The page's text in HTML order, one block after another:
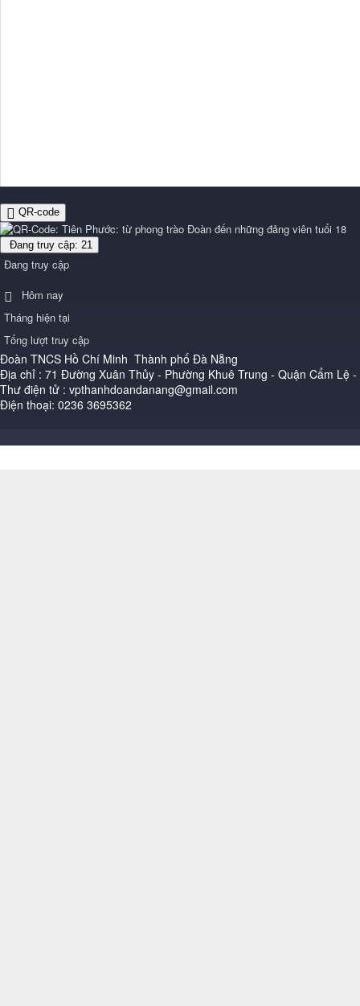
QR-code
Đang truy cập: 21
Đang truy cập
Hôm nay
Tháng hiện tại
Tổng lượt truy cập
Đoàn TNCS Hồ Chí Minh Thành phố Đà Nẵng
Địa chỉ : 71 Đường Xuân Thủy - Phường Khuê Trung - Quận Cẩm Lệ
Thư điện tử : vpthanhdoandanang@gmail.com
Điện thoại: 0236 3695362